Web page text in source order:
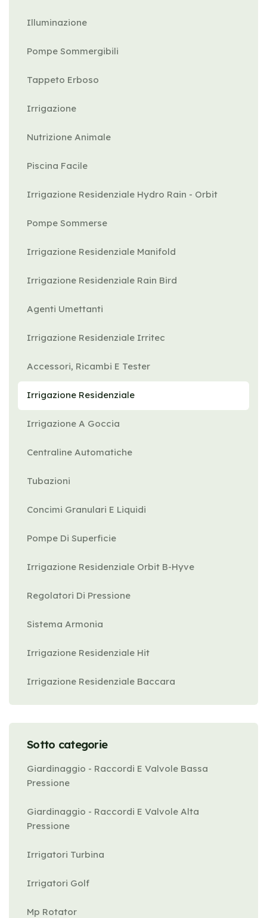
Illuminazione
Pompe Sommergibili
Tappeto Erboso
Irrigazione
Nutrizione Animale
Piscina Facile
Irrigazione Residenziale Hydro Rain - Orbit
Pompe Sommerse
Irrigazione Residenziale Manifold
Irrigazione Residenziale Rain Bird
Agenti Umettanti
Irrigazione Residenziale Irritec
Accessori, Ricambi E Tester
Irrigazione Residenziale
Irrigazione A Goccia
Centraline Automatiche
Tubazioni
Concimi Granulari E Liquidi
Pompe Di Superficie
Irrigazione Residenziale Orbit B-Hyve
Regolatori Di Pressione
Sistema Armonia
Irrigazione Residenziale Hit
Irrigazione Residenziale Baccara
Sotto categorie
Giardinaggio - Raccordi E Valvole Bassa
Pressione
Giardinaggio - Raccordi E Valvole Alta
Pressione
Irrigatori Turbina
Irrigatori Golf
Mp Rotator